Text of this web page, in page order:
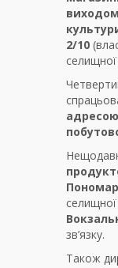
2/10
зв’язку.
Також